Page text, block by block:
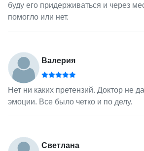
буду его придерживаться и через
помогло или нет.
Валерия
Нет ни каких претензий. Доктор не
эмоции. Все было четко и по делу.
Светлана